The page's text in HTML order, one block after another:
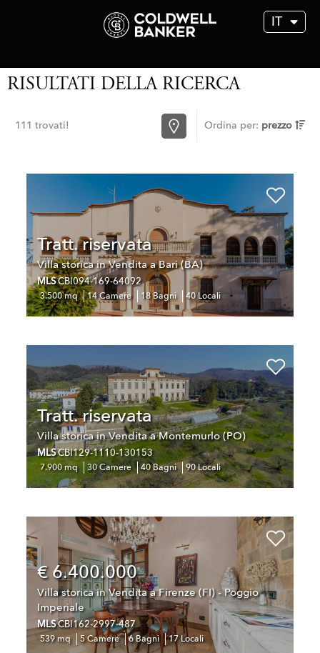
IT
RISULTATI DELLA RICERCA
111 trovati! Ordina per: prezzo
Tratt. riservata
Villa storica in Vendita a Bari (BA)
MLSCBI094-169-64092
3.500 mq 14 Camere 18 Bagni 40 Locali
Tratt. riservata
Villa storica in Vendita a Montemurlo (PO)
MLSCBI129-1110-130153
7.900 mq 30 Camere 40 Bagni 90 Locali
€ 6.400.000
Villa storica in Vendita a Firenze (FI) - Poggio
Imperiale
MLSCBI162-2997-487
539 mq 5 Camere 6 Bagni 17 Locali